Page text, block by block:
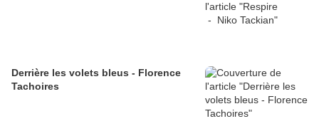
Derrière les volets bleus - Florence
Tachoires